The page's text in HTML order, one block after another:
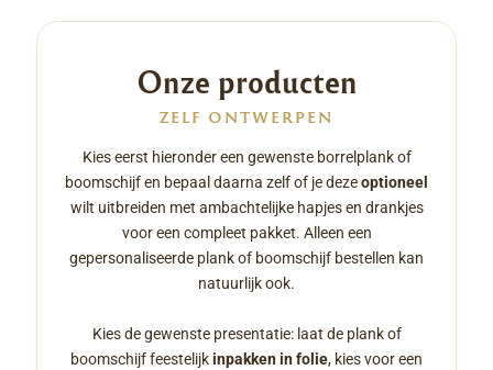
Onze producten
ZELF ONTWERPEN
Kies eerst hieronder een gewenste borrelplank of
boomschijf en bepaal daarna zelf of je dezeoptioneel
wilt uitbreiden met ambachtelijke hapjes en drankjes
voor een compleet pakket. Alleen een
gepersonaliseerde plank of boomschijf bestellen kan
natuurlijk ook.
Kies de gewenste presentatie: laat de plank of
boomschijf feestelijkinpakken in folie, kies voor een